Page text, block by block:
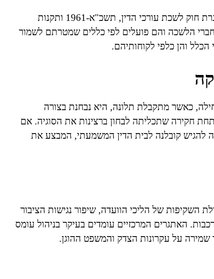
הקמת ועדת האתיקה, סמכויותיה ותפקידה מוגדרים במסגרת חוק לשכת עורכי הדין, תשכ"א-1961 ותקנות
הלשכה והם פועלים לפי כללים שמטרתם לשמור
הכלל והן כלפי לקוחותיהם.
כאשר מתקבלת תלונה, היא נבחנת בצורה
חקירה שתכליתה לבחון ברצינות את הסוגיה. אם
להגיש קובלנה לבית הדין המשמעתי, המבצע את
של הליכי הוועדה, שיפור נגישות הציבור
האתגרים המרכזיים עומדים בעיקר בניהול עומס
שמירה על עקרונות הצדק והמשפט ההוגן.